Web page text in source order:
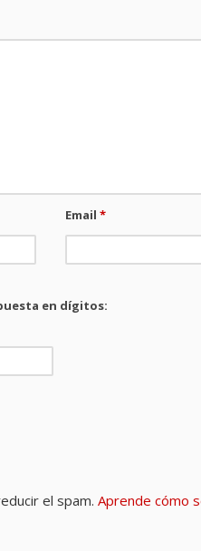
Email*
en dígitos:
el spam. Aprende cómo